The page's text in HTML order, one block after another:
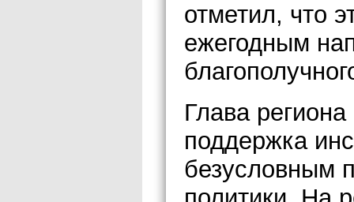
отметил, что
ежегодным
Глава
поддержка
безусловным